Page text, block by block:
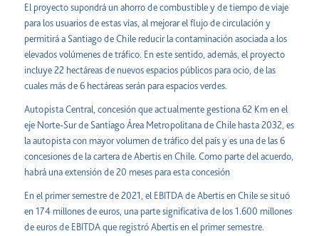
El proyecto supondrá un ahorro de combustible y de tiempo de viaje
para los usuarios de estas vías, al mejorar el flujo de circulación y
permitirá a Santiago de Chile reducir la contaminación asociada a los
elevados volúmenes de tráfico. En este sentido, además, el proyecto
incluye 22 hectáreas de nuevos espacios públicos para ocio, de las
cuales más de 6 hectáreas serán para espacios verdes.
Autopista Central, concesión que actualmente gestiona 62 Km en el
eje Norte-Sur de Santiago Área Metropolitana de Chile hasta 2032, es
la autopista con mayor volumen de tráfico del país y es una de las 6
concesiones de la cartera de Abertis en Chile. Como parte del acuerdo,
habrá una extensión de 20 meses para esta concesión
En el primer semestre de 2021, el EBITDA de Abertis en Chile se situó
en 174 millones de euros, una parte significativa de los 1.600 millones
de euros de EBITDA que registró Abertis en el primer semestre.